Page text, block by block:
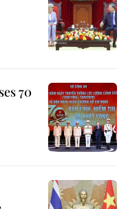
70